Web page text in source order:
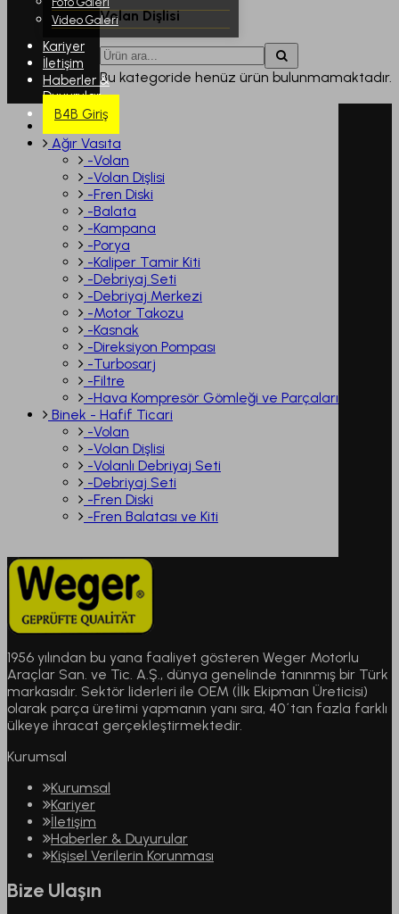
Video Galeri
Kariyer
İletişim
Haberler &
Duyurular
B4B Giriş
Volan Dişlisi
Bu kategoride henüz ürün bulunmamaktadır.
Ağır Vasıta
-Volan
-Volan Dişlisi
-Fren Diski
-Balata
-Kampana
-Porya
-Kaliper Tamir Kiti
-Debriyaj Seti
-Debriyaj Merkezi
-Motor Takozu
-Kasnak
-Direksiyon Pompası
-Turbosarj
-Filtre
-Hava Kompresör Gömleği ve Parçaları
Binek - Hafif Ticari
-Volan
-Volan Dişlisi
-Volanlı Debriyaj Seti
-Debriyaj Seti
-Fren Diski
-Fren Balatası ve Kiti
1956 yılından bu yana faaliyet gösteren Weger Motorlu
Araçlar San. ve Tic. A.Ş., dünya genelinde tanınmış bir Türk
markasıdır. Sektör liderleri ile OEM (İlk Ekipman Üreticisi)
olarak parça üretimi yapmanın yanı sıra, 40´tan fazla farklı
ülkeye ihracat gerçekleştirmektedir.
Kurumsal
Kurumsal
Kariyer
İletişim
Haberler & Duyurular
Kişisel Verilerin Korunması
Bize Ulaşın